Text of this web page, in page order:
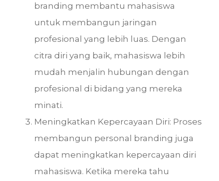
branding membantu mahasiswa
untuk membangun jaringan
profesional yang lebih luas. Dengan
citra diri yang baik, mahasiswa lebih
mudah menjalin hubungan dengan
profesional di bidang yang mereka
minati.
Meningkatkan Kepercayaan Diri: Proses
membangun personal branding juga
dapat meningkatkan kepercayaan diri
mahasiswa. Ketika mereka tahu